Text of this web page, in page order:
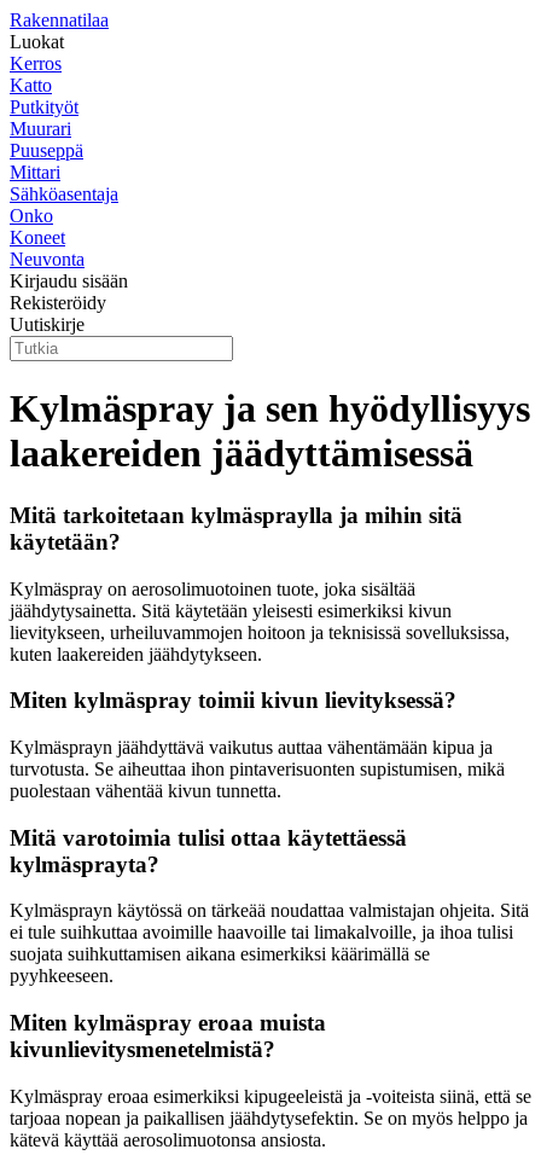
Rakennatilaa
Luokat
Kerros
Katto
Putkityöt
Muurari
Puuseppä
Mittari
Sähköasentaja
Onko
Koneet
Neuvonta
Kirjaudu sisään
Rekisteröidy
Uutiskirje
Kylmäspray ja sen hyödyllisyys
laakereiden jäädyttämisessä
Mitä tarkoitetaan kylmäspraylla ja mihin sitä
käytetään?
Kylmäspray on aerosolimuotoinen tuote, joka sisältää
jäähdytysainetta. Sitä käytetään yleisesti esimerkiksi kivun
lievitykseen, urheiluvammojen hoitoon ja teknisissä sovelluksissa,
kuten laakereiden jäähdytykseen.
Miten kylmäspray toimii kivun lievityksessä?
Kylmäsprayn jäähdyttävä vaikutus auttaa vähentämään kipua ja
turvotusta. Se aiheuttaa ihon pintaverisuonten supistumisen, mikä
puolestaan vähentää kivun tunnetta.
Mitä varotoimia tulisi ottaa käytettäessä
kylmäsprayta?
Kylmäsprayn käytössä on tärkeää noudattaa valmistajan ohjeita. Sitä
ei tule suihkuttaa avoimille haavoille tai limakalvoille, ja ihoa tulisi
suojata suihkuttamisen aikana esimerkiksi käärimällä se
pyyhkeeseen.
Miten kylmäspray eroaa muista
kivunlievitysmenetelmistä?
Kylmäspray eroaa esimerkiksi kipugeeleistä ja -voiteista siinä, että se
tarjoaa nopean ja paikallisen jäähdytysefektin. Se on myös helppo ja
kätevä käyttää aerosolimuotonsa ansiosta.